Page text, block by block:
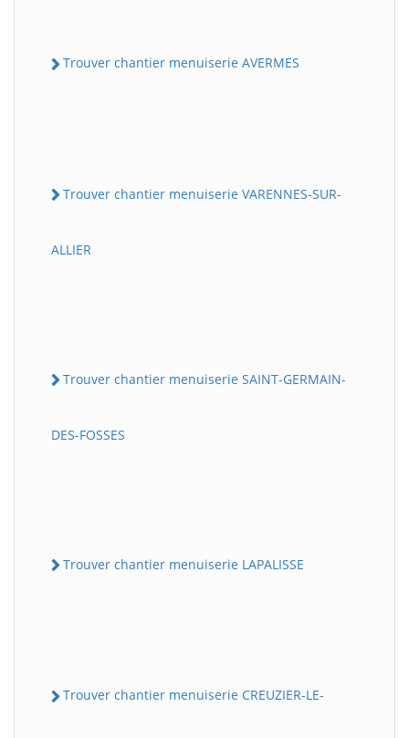
Trouver chantier menuiserie AVERMES
Trouver chantier menuiserie VARENNES-SUR-
ALLIER
Trouver chantier menuiserie SAINT-GERMAIN-
DES-FOSSES
Trouver chantier menuiserie LAPALISSE
Trouver chantier menuiserie CREUZIER-LE-